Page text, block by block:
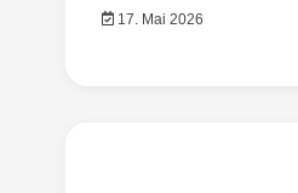
17. Mai 2026